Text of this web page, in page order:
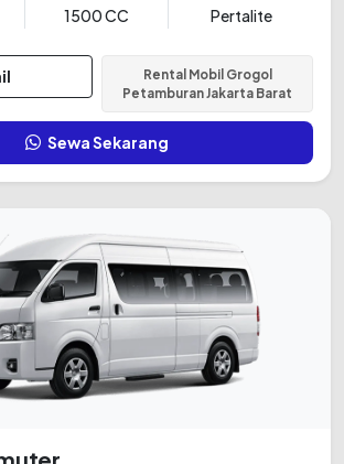
1500 CC Pertalite
Rental Mobil Grogol
Petamburan Jakarta Barat
Sewa Sekarang